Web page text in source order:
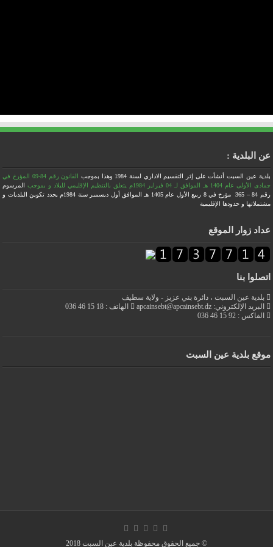
عن البلدية :
بلدية عين السبت أنشأت على إثر التقسيم الاداري لسنة 1984 وهذا بموجب
القانون رقم 84-09 المؤرخ في
جمادى الأولى عام 1404 هـ الموافق لـ 04 فبراير 1984م يتعلق بالتنظيم الإقليمي للبلاد
و بموجب المرسوم
رقم 84 – 365 مؤرخ في 8 ربيع الأول عام 1405 هـ الموافق أول ديسمبر سنة 1984م يحدد تكوين البلديات و
مشتملاتها و حدودها الإقليمية
عداد زوار الموقع
اتصلوا بنا
بلدية عين السبت ، دائرة بني عزيز - ولاية سطيف
البريد الإلكتروني: apcainsebt@apcainsebt.dz
الهاتف : 18 15 46 036
الفاكس : 92 15 46 036
موقع بلدية عين السبت
© جميع الحقوق محفوظة بلدية عين السبت 2018